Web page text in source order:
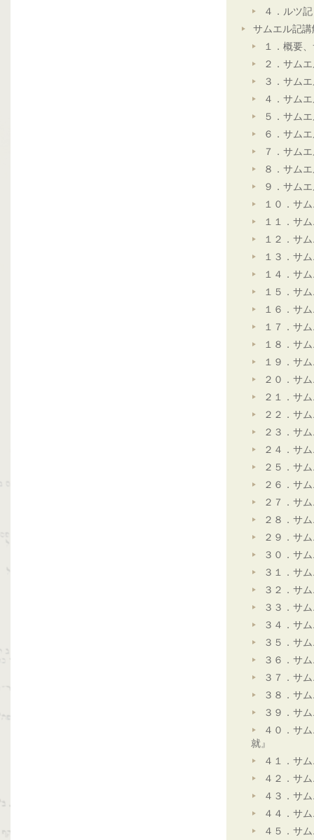
４．ルツ
サムエル記講
１．概要
２．サム
３．サム
４．サム
５．サム
６．サム
７．サム
８．サム
９．サム
１０．サ
１１．サ
１２．サ
１３．サ
１４．サ
１５．サ
１６．サ
１７．サ
１８．サ
１９．サ
２０．サ
２１．サ
２２．サ
２３．サ
２４．サ
２５．サ
２６．サ
２７．サ
２８．サ
２９．サ
３０．サ
３１．サ
３２．サ
３３．サ
３４．サ
３５．サ
３６．サ
３７．サ
３８．サ
３９．サ
４０．サ
就』
４１．サ
４２．サ
４３．サ
４４．サ
４５．サ